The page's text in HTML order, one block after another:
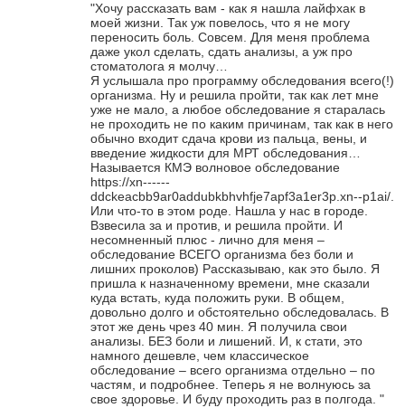
"Хочу рассказать вам - как я нашла лайфхак в
моей жизни. Так уж повелось, что я не могу
переносить боль. Совсем. Для меня проблема
даже укол сделать, сдать анализы, а уж про
стоматолога я молчу…
Я услышала про программу обследования всего(!)
организма. Ну и решила пройти, так как лет мне
уже не мало, а любое обследование я старалась
не проходить не по каким причинам, так как в него
обычно входит сдача крови из пальца, вены, и
введение жидкости для МРТ обследования…
Называется КМЭ волновое обследование
https://xn------
ddckeacbb9ar0addubkbhvhfje7apf3a1er3p.xn--p1ai/.
Или что-то в этом роде. Нашла у нас в городе.
Взвесила за и против, и решила пройти. И
несомненный плюс - лично для меня –
обследование ВСЕГО организма без боли и
лишних проколов) Рассказываю, как это было. Я
пришла к назначенному времени, мне сказали
куда встать, куда положить руки. В общем,
довольно долго и обстоятельно обследовалась. В
этот же день чрез 40 мин. Я получила свои
анализы. БЕЗ боли и лишений. И, к стати, это
намного дешевле, чем классическое
обследование – всего организма отдельно – по
частям, и подробнее. Теперь я не волнуюсь за
свое здоровье. И буду проходить раз в полгода. "